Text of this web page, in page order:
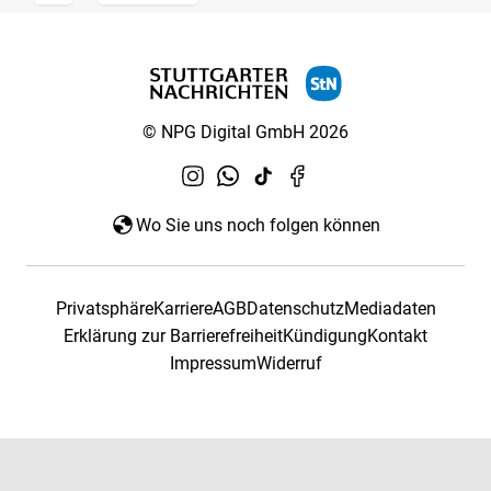
© NPG Digital GmbH 2026
Wo Sie uns noch folgen können
PrivatsphäreKarriereAGBDatenschutzMediadaten
Erklärung zur BarrierefreiheitKündigungKontakt
ImpressumWiderruf